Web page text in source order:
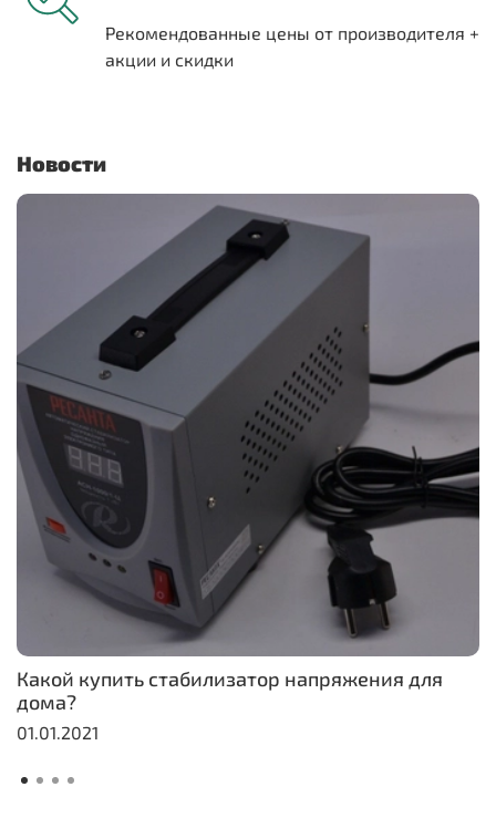
Рекомендованные цены от производителя +
акции и скидки
Новости
Какой купить стабилизатор напряжения для
дома?
01.01.2021